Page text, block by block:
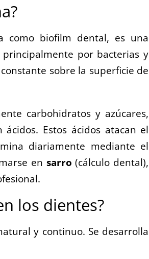
como biofilm dental, es una
por bacterias y
sobre la superficie de
carbohidratos y azúcares,
Estos ácidos atacan el
diariamente mediante el
en sarro (cálculo dental),
los dientes?
y continuo. Se desarrolla